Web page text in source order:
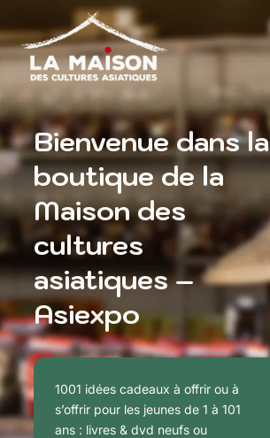
Bienvenue dans la
boutique de la
Maison des
cultures
asiatiques –
Asiexpo
1001 idées cadeaux à offrir ou à
s’offrir pour les jeunes de 1 à 101
ans : livres & dvd neufs ou